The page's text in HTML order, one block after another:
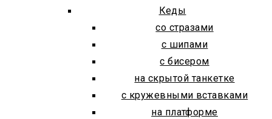
Кеды
со стразами
с шипами
с бисером
на скрытой танкетке
с кружевными вставками
на платформе